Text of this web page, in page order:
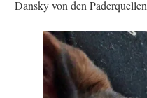
Dansky von den Paderquellen